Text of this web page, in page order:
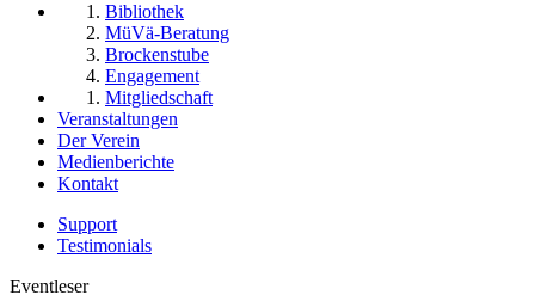
Bibliothek
MüVä-Beratung
Brockenstube
Engagement
Mitgliedschaft
Veranstaltungen
Der Verein
Medienberichte
Kontakt
Support
Testimonials
Eventleser